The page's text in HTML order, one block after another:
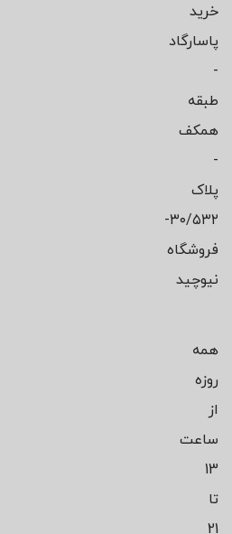
خرید
پاسارگاد
-
طبقه
همکف
-
پلاک
۳۰/۵۳۲-
فروشگاه
نیوچید
همه
روزه
از
ساعت
13
تا
21